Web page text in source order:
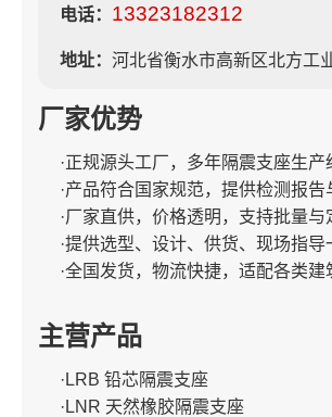
电话： 13323182312
地址： 河北省衡水市高新区北方工
厂家优势
·正规源头工厂，多年隔震支座生产
·产品符合国家规范，提供检测报告
·厂家直供，价格透明，支持批量与
·提供选型、设计、供货、现场指导
·全国发货，物流快捷，适配各类建
主营产品
·LRB 铅芯隔震支座
·LNR 天然橡胶隔震支座